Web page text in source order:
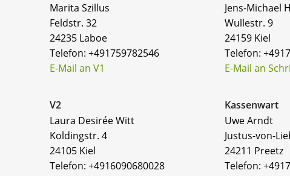
Marita Szillus
Feldstr. 32
24235 Laboe
Telefon: +491759782546
E-Mail an V1
V2
Laura Desirée Witt
Koldingstr. 4
24105 Kiel
Telefon: +4916090680028
Jens-Michael
Wullestr. 9
24159 Kiel
Telefon:
E-Mail an
Kassenwart
Uwe Arndt
Justus-von-
24211 Preetz
Telefon: